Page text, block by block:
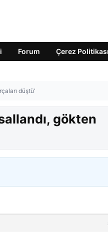
Forum Çerez Politikası
düştü’
gökten